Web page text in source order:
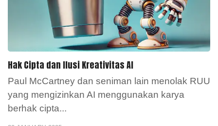
Hak Cipta dan Ilusi Kreativitas AI
Paul McCartney dan seniman lain menolak RUU
yang mengizinkan AI menggunakan karya
berhak cipta...